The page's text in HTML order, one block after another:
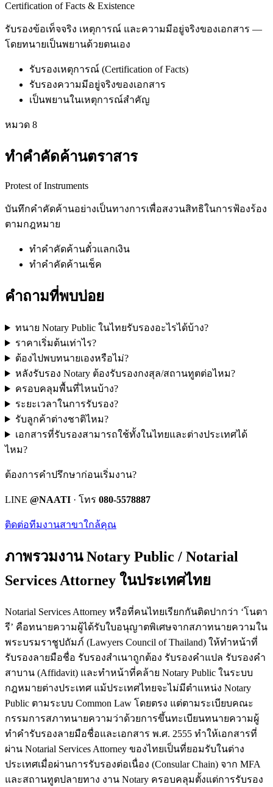
Certification of Facts & Existence
รับรองข้อเท็จจริง เหตุการณ์ และความมีอยู่จริงของเอกสาร —
โดยทนายเป็นพยานด้วยตนเอง
รับรองเหตุการณ์ (Certification of Facts)
รับรองความมีอยู่จริงของเอกสาร
เป็นพยานในเหตุการณ์สำคัญ
หมวด 8
ทำคำคัดค้านตราสาร
Protest of Instruments
บันทึกคำคัดค้านอย่างเป็นทางการเพื่อสงวนสิทธิในการฟ้องร้อง
ตามกฎหมาย
ทำคำคัดค้านตั๋วแลกเงิน
ทำคำคัดค้านเช็ค
คำถามที่พบบ่อย
ทนาย Notary Public ในไทยรับรองอะไรได้บ้าง?
ราคาเริ่มต้นเท่าไร?
ต้องไปพบทนายเองหรือไม่?
หลังรับรอง Notary ต้องรับรองกงสุล/สถานทูตต่อไหม?
ครอบคลุมพื้นที่ไหนบ้าง?
ระยะเวลาในการรับรอง?
รับลูกค้าต่างชาติไหม?
เอกสารที่รับรองสามารถใช้ทั้งในไทยและต่างประเทศได้
ไหม?
ต้องการคำปรึกษาก่อนเริ่มงาน?
LINE @NAATI · โทร 080-5578887
ติดต่อทีมงานสาขาใกล้คุณ
ภาพรวมงาน Notary Public / Notarial
Services Attorney ในประเทศไทย
Notarial Services Attorney หรือที่คนไทยเรียกกันติดปากว่า ‘โนตา
รี’ คือทนายความผู้ได้รับใบอนุญาตพิเศษจากสภาทนายความใน
พระบรมราชูปถัมภ์ (Lawyers Council of Thailand) ให้ทำหน้าที่
รับรองลายมือชื่อ รับรองสำเนาถูกต้อง รับรองคำแปล รับรองคำ
สาบาน (Affidavit) และทำหน้าที่คล้าย Notary Public ในระบบ
กฎหมายต่างประเทศ แม้ประเทศไทยจะไม่มีตำแหน่ง Notary
Public ตามระบบ Common Law โดยตรง แต่ตามระเบียบคณะ
กรรมการสภาทนายความว่าด้วยการขึ้นทะเบียนทนายความผู้
ทำคำรับรองลายมือชื่อและเอกสาร พ.ศ. 2555 ทำให้เอกสารที่
ผ่าน Notarial Services Attorney ของไทยเป็นที่ยอมรับในต่าง
ประเทศเมื่อผ่านการรับรองต่อเนื่อง (Consular Chain) จาก MFA
และสถานทูตปลายทาง งาน Notary ครอบคลุมตั้งแต่การรับรอง